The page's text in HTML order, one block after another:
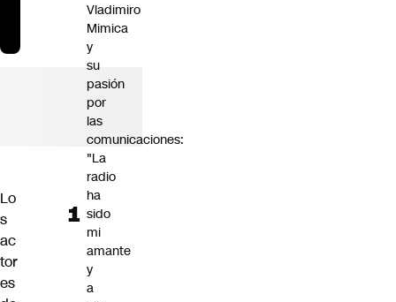
Lo
s
ac
tor
es
Vladimiro
Mimica
y
su
pasión
por
las
comunicaciones:
"La
radio
ha
sido
mi
amante
y
a